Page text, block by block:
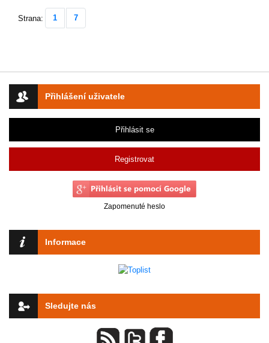
Přihlášení uživatele
Přihlásit se
Registrovat
Zapomenuté heslo
Informace
Sledujte nás
Strana: 1 7